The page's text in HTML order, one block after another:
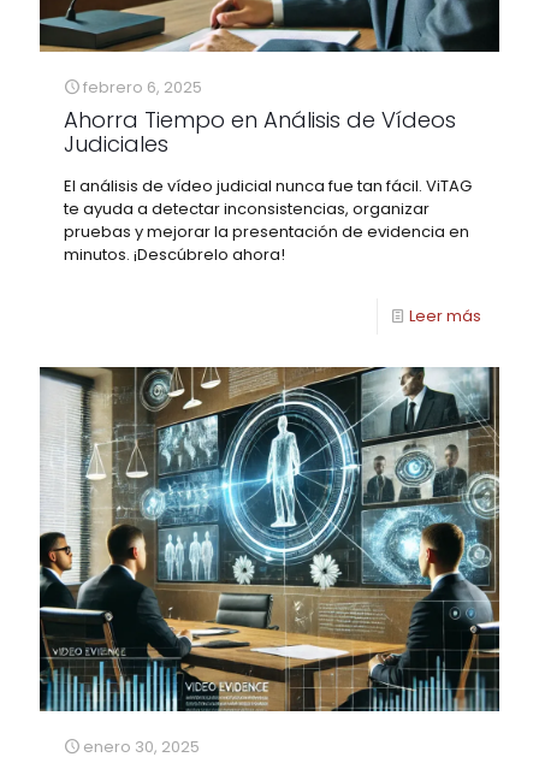
febrero 6, 2025
Ahorra Tiempo en Análisis de Vídeos
Judiciales
El análisis de vídeo judicial nunca fue tan fácil. ViTAG
te ayuda a detectar inconsistencias, organizar
pruebas y mejorar la presentación de evidencia en
minutos. ¡Descúbrelo ahora!
Leer más
enero 30, 2025